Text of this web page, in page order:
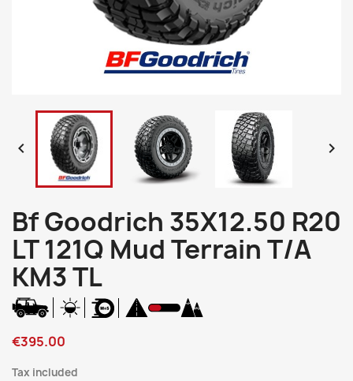
 
Bf Goodrich 35X12.50 R20
LT 121Q Mud Terrain T/A
KM3 TL
€395.00
Tax included